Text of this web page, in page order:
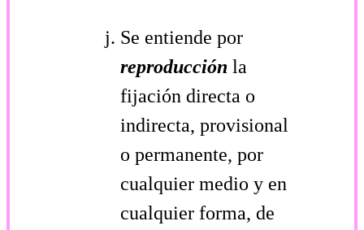
Se entiende por
reproducción la
fijación directa o
indirecta, provisional
o permanente, por
cualquier medio y en
cualquier forma, de